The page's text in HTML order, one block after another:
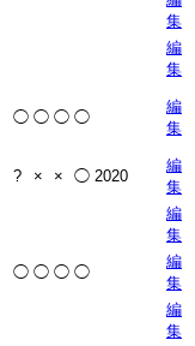
集
編
集
◯ ◯ ◯ ◯
編
集
? × × ◯ 2020
編
集
編
集
◯ ◯ ◯ ◯
編
集
編
集